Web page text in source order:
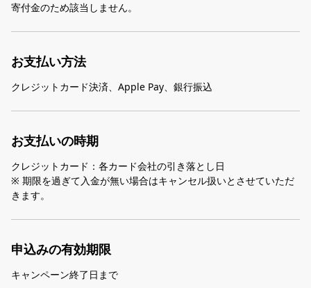
寄付金のため該当しません。
お支払い方法
クレジットカード決済、Apple Pay、銀行振込
お支払いの時期
クレジットカード：各カード会社の引き落とし日
※ 期限を過ぎて入金が無い場合はキャンセル扱いとさせていただ
きます。
申込みの有効期限
キャンペーン終了日まで